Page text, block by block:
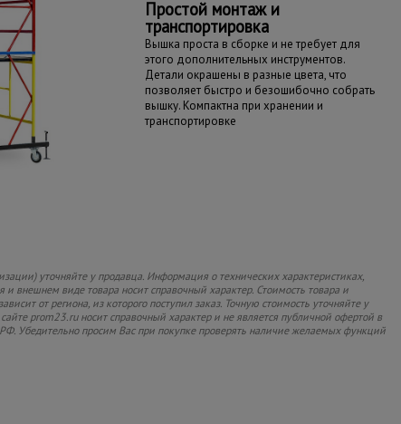
Простой монтаж и
транспортировка
Вышка проста в сборке и не требует для
этого дополнительных инструментов.
Детали окрашены в разные цвета, что
позволяет быстро и безошибочно собрать
вышку. Компактна при хранении и
транспортировке
уточняйте у продавца. Информация о технических характеристиках,
и внешнем виде товара носит справочный характер. Стоимость товара и
от региона, из которого поступил заказ. Точную стоимость уточняйте у
prom23.ru носит справочный характер и не является публичной офертой в
Убедительно просим Вас при покупке проверять наличие желаемых функций